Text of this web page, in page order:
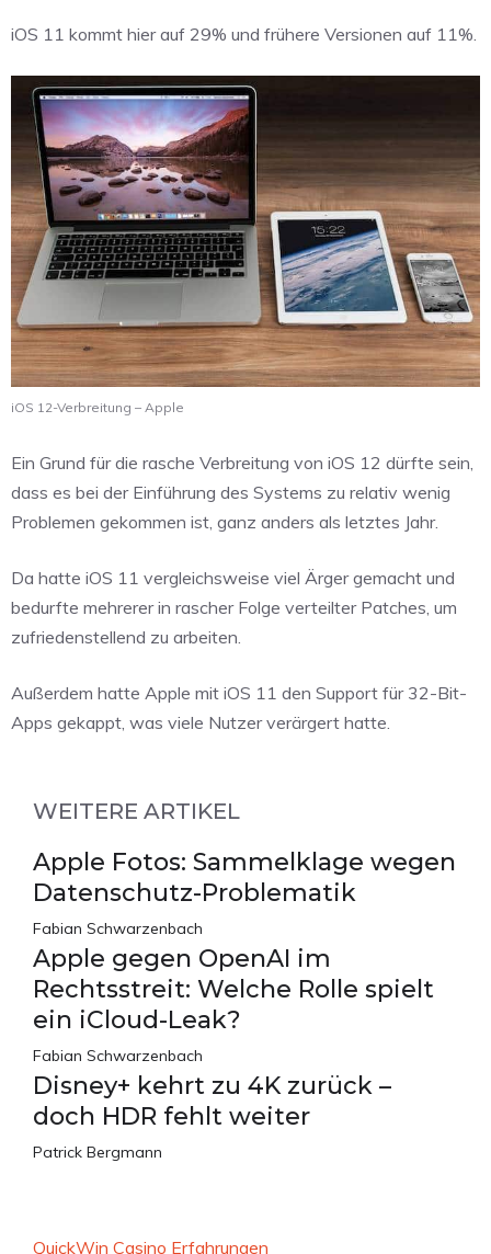
iOS 11 kommt hier auf 29% und frühere Versionen auf 11%.
iOS 12-Verbreitung – Apple
Ein Grund für die rasche Verbreitung von iOS 12 dürfte sein,
dass es bei der Einführung des Systems zu relativ wenig
Problemen gekommen ist, ganz anders als letztes Jahr.
Da hatte iOS 11 vergleichsweise viel Ärger gemacht und
bedurfte mehrerer in rascher Folge verteilter Patches, um
zufriedenstellend zu arbeiten.
Außerdem hatte Apple mit iOS 11 den Support für 32-Bit-
Apps gekappt, was viele Nutzer verärgert hatte.
WEITERE ARTIKEL
Apple Fotos: Sammelklage wegen
Datenschutz-Problematik
Fabian Schwarzenbach
Apple gegen OpenAI im
Rechtsstreit: Welche Rolle spielt
ein iCloud-Leak?
Fabian Schwarzenbach
Disney+ kehrt zu 4K zurück –
doch HDR fehlt weiter
Patrick Bergmann
QuickWin Casino Erfahrungen